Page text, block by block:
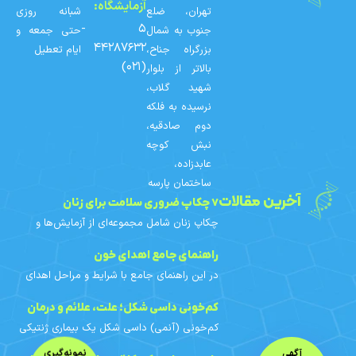
تهران، ضلع
جنوب به شمال
بزرگراه جناح،
بالاتر از بلوار
شهید گلاب،
نرسیده به فلکه
دوم صادقیه،
نبش کوچه
عابدزاده،
ساختمان پارسه
آزمایشگاه:
۵ -
۴۴۲۸۷۶۳۲
(۰۲۱)
شبانه روزی
حتی جمعه و
ایام تعطیل
آخرین مقالات۷ چکاپ ضروری سلامت برای زنان
چکاپ زنان شامل مجموعه‌ای از آزمایش‌ها و
سابقه خانوادگی و عوامل خطر هر فرد
برنامه‌ریزی می‌شوند. در
راهنمای جامع اهدای خون
در این راهنمای جامع با شرایط و مراحل اهدای
خون بانوان، آزمایش‌های خون اهدایی، فواید و
مراقبت‌های قبل و
کم‌خونی داسی‌ شکل؛ علت، علائم و درمان
کم‌خونی (آنمی) داسی‌ شکل یک بیماری ژنتیکی
ارثی است. در این مقاله با علائم، علت ژنتیکی،
نمونه‌گیری آگهی